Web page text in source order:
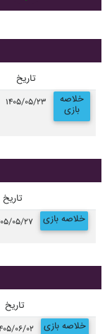
تاریخ
۱۴۰۵/۰۵/۲۳ خلاصه
بازی
تاریخ
۱۴۰۵/ خلاصه بازی
تاریخ
۱۴۰۵/۰۶/ خلاصه بازی